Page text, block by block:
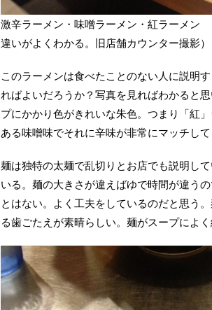
激辛ラーメン・味噌ラーメン・紅ラーメン
違いがよくわかる。旧店舗カウンター撮影）
このラーメンは食べたことのない人に説明
ればよいだろうか？写真を見ればわかると
プにかかり色がきれいな朱色。つまり「紅
ある味噌味でそれに辛味が非常にマッチして
麺は独特の太麺で乱切りとお店でも説明し
いる。麺の大きさが違えばゆで時間が違う
とはない。よく工夫をしているのだと思う
る歯ごたえが素晴らしい。麺がスープによ